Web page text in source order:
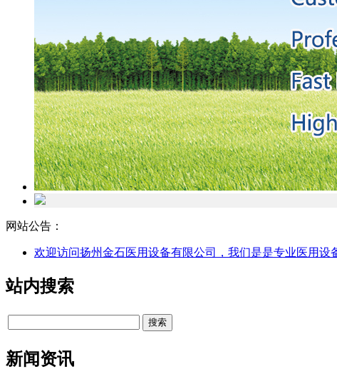
网站公告：
欢迎访问扬州金石医用设备有限公司，我们是是专业医用设
站内搜索
新闻资讯